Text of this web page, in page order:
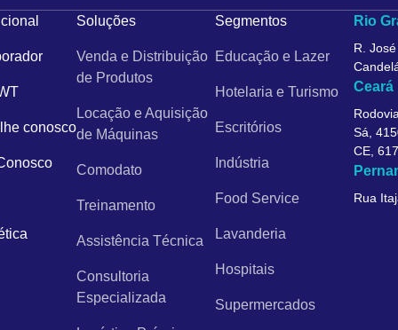
conosco
Soluções
Venda e Distribuição
de Produtos
Locação e Aquisição
de Máquinas
Comodato
Treinamento
Assistência Técnica
Consultoria
Especializada
Segmentos
Educação e Lazer
Hotelaria e Turismo
Escritórios
Indústria
Food Service
Lavanderia
Hospitais
Supermercados
Rio
R.
Ceará
Sá,
CE,
Rua